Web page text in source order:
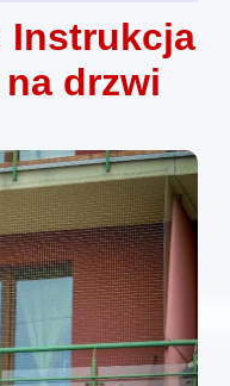
Instrukcja
drzwi